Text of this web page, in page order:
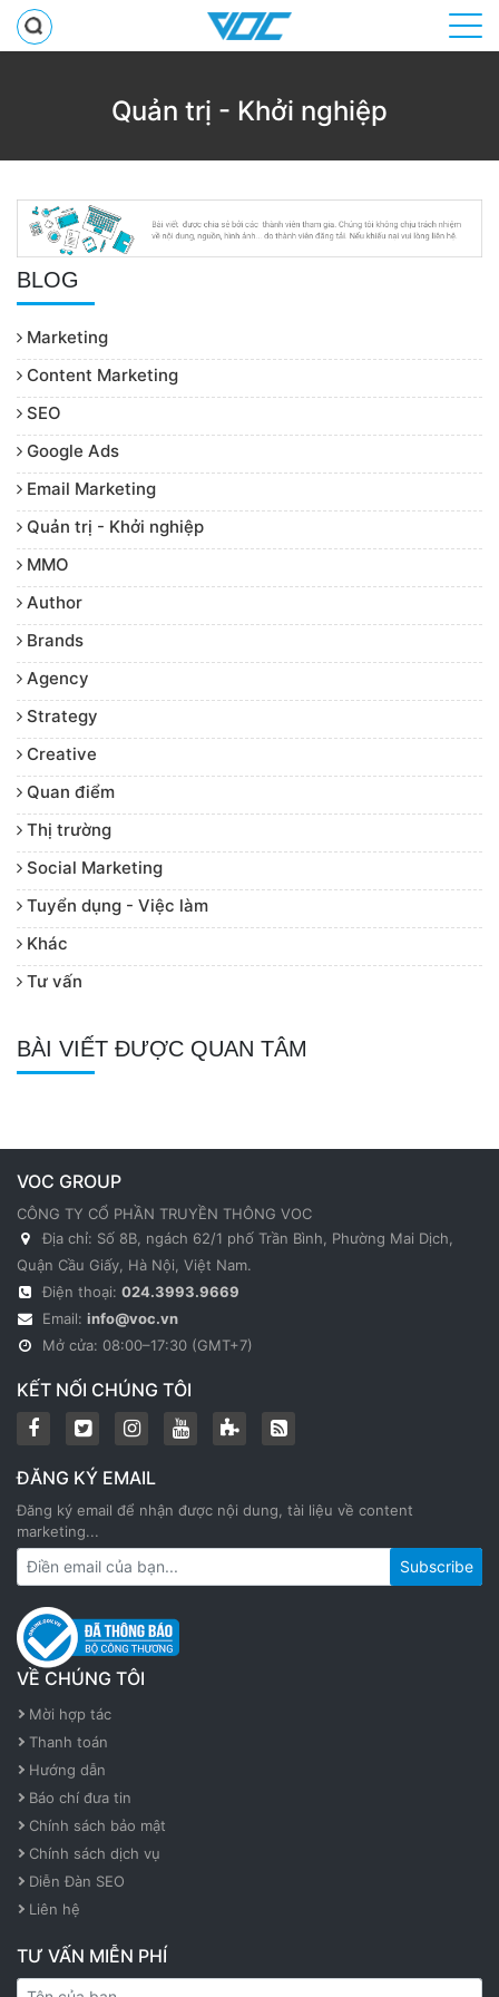
Quản trị - Khởi nghiệp
BLOG
Marketing
Content Marketing
SEO
Google Ads
Email Marketing
Quản trị - Khởi nghiệp
MMO
Author
Brands
Agency
Strategy
Creative
Quan điểm
Thị trường
Social Marketing
Tuyển dụng - Việc làm
Khác
Tư vấn
BÀI VIẾT ĐƯỢC QUAN TÂM
VOC GROUP
CÔNG TY CỔ PHẦN TRUYỀN THÔNG VOC
Địa chỉ: Số 8B, ngách 62/1 phố Trần Bình, Phường Mai Dịch,
Quận Cầu Giấy, Hà Nội, Việt Nam.
Điện thoại: 024.3993.9669
Email: info@voc.vn
Mở cửa: 08:00–17:30 (GMT+7)
KẾT NỐI CHÚNG TÔI
ĐĂNG KÝ EMAIL
Đăng ký email để nhận được nội dung, tài liệu về content
marketing...
VỀ CHÚNG TÔI
Mời hợp tác
Thanh toán
Hướng dẫn
Báo chí đưa tin
Chính sách bảo mật
Chính sách dịch vụ
Diễn Đàn SEO
Liên hệ
TƯ VẤN MIỄN PHÍ